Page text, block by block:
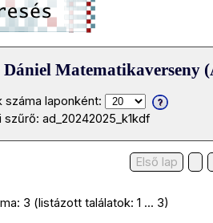
Matematikaverseny
száma laponként:
szűrő: ad_20242025_k1kdf
Első lap
3 (listázott találatok: 1 ... 3)